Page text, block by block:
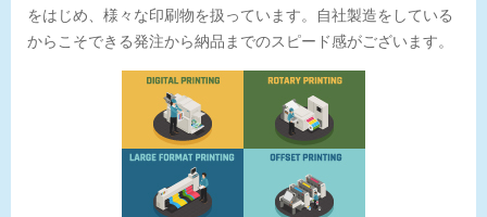
をはじめ、様々な印刷物を扱っています。自社製造をしている
からこそできる発注から納品までのスピード感がございます。